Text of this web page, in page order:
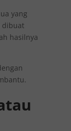
yang
dibuat
hasilnya